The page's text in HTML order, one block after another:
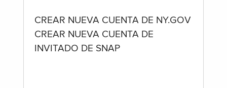
CREAR NUEVA CUENTA DE NY.GOV
CREAR NUEVA CUENTA DE
INVITADO DE SNAP